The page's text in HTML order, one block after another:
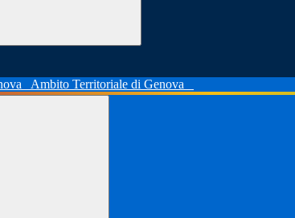
Ambito Territoriale di Genova